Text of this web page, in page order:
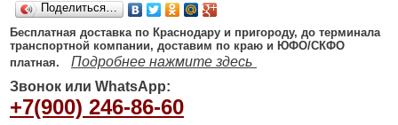
Поделиться…
Бесплатная доставка по Краснодару и пригороду, до терминала
транспортной компании, доставим по краю и ЮФО/СКФО
платная.
Подробнее нажмите здесь
Звонок или WhatsApp:
+7(900) 246-86-60